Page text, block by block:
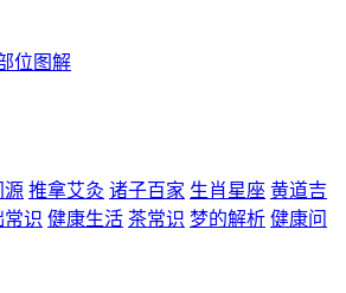
位图解
源 推拿艾灸 诸子百家 生肖星座 黄道吉
常识 健康生活 茶常识 梦的解析 健康问